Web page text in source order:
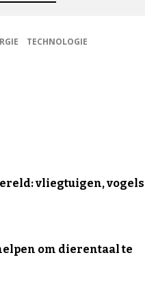
TECHNOLOGIE
vliegtuigen, vogels
om dierentaal te